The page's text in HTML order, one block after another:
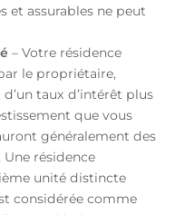
et assurables ne peut
– Votre résidence
le propriétaire,
taux d’intérêt plus
que vous
généralement des
Une résidence
unité distincte
considérée comme